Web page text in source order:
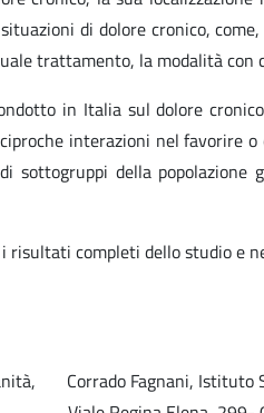
di dolore cronico,
trattamento, la modalità
in Italia sul dolore
interazioni nel favorire
sottogruppi della
completi dello studio e
Corrado Fagnani, Istituto